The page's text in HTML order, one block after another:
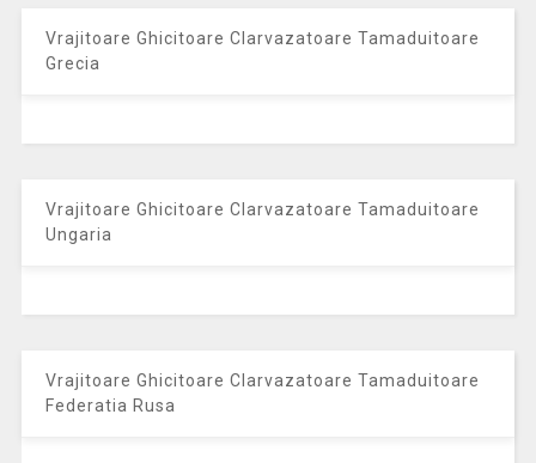
Vrajitoare Ghicitoare Clarvazatoare Tamaduitoare
Grecia
Vrajitoare Ghicitoare Clarvazatoare Tamaduitoare
Ungaria
Vrajitoare Ghicitoare Clarvazatoare Tamaduitoare
Federatia Rusa